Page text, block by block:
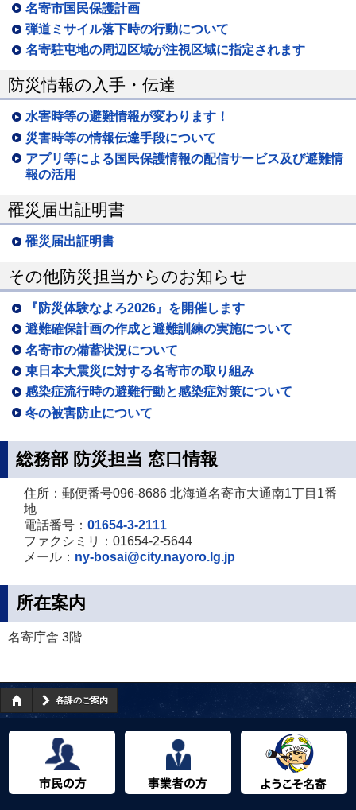
名寄市国民保護計画
弾道ミサイル落下時の行動について
名寄駐屯地の周辺区域が注視区域に指定されます
防災情報の入手・伝達
水害時等の避難情報が変わります！
災害時等の情報伝達手段について
アプリ等による国民保護情報の配信サービス及び避難情
報の活用
罹災届出証明書
罹災届出証明書
その他防災担当からのお知らせ
『防災体験なよろ2026』を開催します
避難確保計画の作成と避難訓練の実施について
名寄市の備蓄状況について
東日本大震災に対する名寄市の取り組み
感染症流行時の避難行動と感染症対策について
冬の被害防止について
総務部 防災担当 窓口情報
住所：郵便番号096-8686 北海道名寄市大通南1丁目1番
地
電話番号： 01654-3-2111
ファクシミリ：01654-2-5644
メール： ny-bosai@city.nayoro.lg.jp
所在案内
名寄庁舎 3階
各課のご案内